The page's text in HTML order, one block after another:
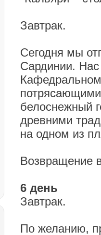
Завтрак.
Сегодня мы
Сардинии. Нас
белоснежный
древними
на одном из
Возвращение
6 день
Завтрак.
По желанию,